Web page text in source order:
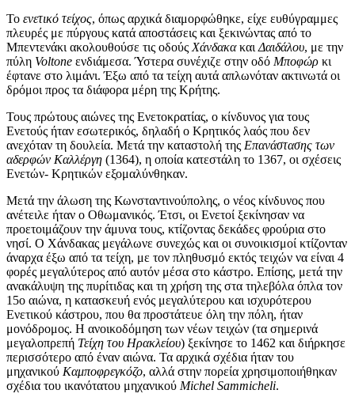
Το ενετικό τείχος, όπως αρχικά διαμορφώθηκε, είχε ευθύγραμμες
πλευρές με πύργους κατά αποστάσεις και ξεκινώντας από το
Μπεντενάκι ακολουθούσε τις οδούςΧάνδακακαιΔαιδάλου, με την
πύλη Voltone ενδιάμεσα. Ύστερα συνέχιζε στην οδό Μποφώρ κι
έφτανε στο λιμάνι. Έξω από τα τείχη αυτά απλωνόταν ακτινωτά οι
δρόμοι προς τα διάφορα μέρη της Κρήτης.
Τους πρώτους αιώνες της Ενετοκρατίας, ο κίνδυνος για τους
Ενετούς ήταν εσωτερικός, δηλαδή ο Κρητικός λαός που δεν
ανεχόταν τη δουλεία. Μετά την καταστολή της Επανάστασης των
αδερφών Καλλέργη (1364), η οποία κατεστάλη το 1367, οι σχέσεις
Ενετών- Κρητικών εξομαλύνθηκαν.
Μετά την άλωση της Κωνσταντινούπολης, ο νέος κίνδυνος που
ανέτειλε ήταν ο Οθωμανικός. Έτσι, οι Ενετοί ξεκίνησαν να
προετοιμάζουν την άμυνα τους, κτίζοντας δεκάδες φρούρια στο
νησί. Ο Χάνδακας μεγάλωνε συνεχώς και οι συνοικισμοί κτίζονταν
άναρχα έξω από τα τείχη, με τον πληθυσμό εκτός τειχών να είναι 4
φορές μεγαλύτερος από αυτόν μέσα στο κάστρο. Επίσης, μετά την
ανακάλυψη της πυρίτιδας και τη χρήση της στα τηλεβόλα όπλα τον
15ο αιώνα, η κατασκευή ενός μεγαλύτερου και ισχυρότερου
Ενετικού κάστρου, που θα προστάτευε όλη την πόλη, ήταν
μονόδρομος. Η ανοικοδόμηση των νέων τειχών (τα σημερινά
μεγαλοπρεπή Τείχη του Ηρακλείου) ξεκίνησε το 1462 και διήρκησε
περισσότερο από έναν αιώνα. Τα αρχικά σχέδια ήταν του
μηχανικού Καμποφρεγκόζο, αλλά στην πορεία χρησιμοποιήθηκαν
σχέδια του ικανότατου μηχανικού Michel Sammicheli.